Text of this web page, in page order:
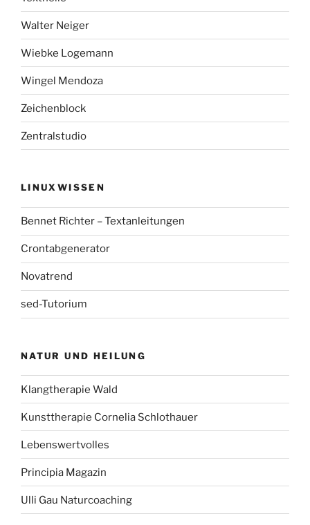
Walter Neiger
Wiebke Logemann
Wingel Mendoza
Zeichenblock
Zentralstudio
LINUXWISSEN
Bennet Richter – Textanleitungen
Crontabgenerator
Novatrend
sed-Tutorium
NATUR UND HEILUNG
Klangtherapie Wald
Kunsttherapie Cornelia Schlothauer
Lebenswertvolles
Principia Magazin
Ulli Gau Naturcoaching